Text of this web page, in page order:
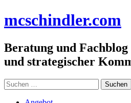
Inhalt
mcschindler.com
Beratung und
und strategischer
Suchen
nach: